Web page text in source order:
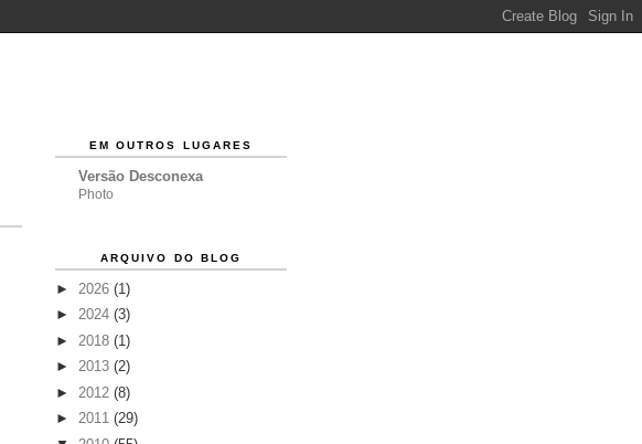
EM OUTROS LUGARES
Versão Desconexa
Photo
ARQUIVO DO BLOG
► 2026 (1)
► 2024 (3)
► 2018 (1)
► 2013 (2)
► 2012 (8)
► 2011 (29)